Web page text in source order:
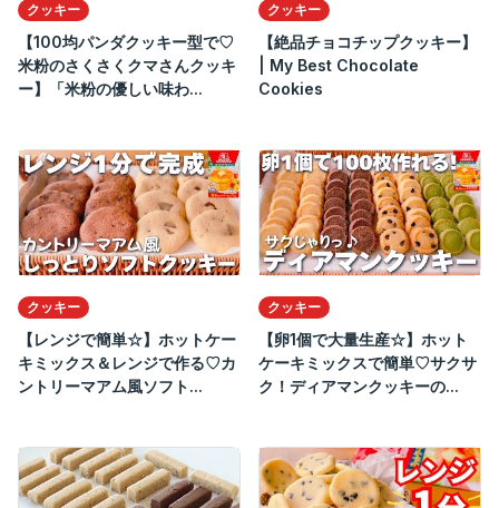
クッキー
【100均パンダクッキー型で♡
米粉のさくさくクマさんクッキ
ー】「米粉の優しい味わ...
クッキー
【絶品チョコチップクッキー】
| My Best Chocolate
Cookies
クッキー
【レンジで簡単☆】ホットケー
キミックス＆レンジで作る♡カ
ントリーマアム風ソフト...
クッキー
【卵1個で大量生産☆】ホット
ケーキミックスで簡単♡サクサ
ク！ディアマンクッキーの...